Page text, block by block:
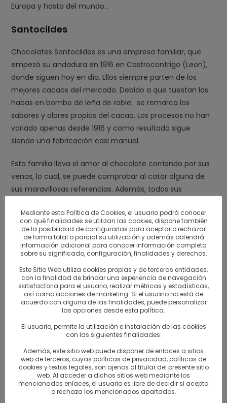
Europa y hasta del mundo…
Santocildes
Chocolates Santocildes es una empresa familiar, que
empezó su andadura en 1916 en Castrocontrigo (Leon),
donde siguen hoy en día. Ellos siempre parten de los
mejores cacaos del mercado. Debido a que tuestan las
habas en bombo de leña de roble; se remarca los
sabores y olores propios del cacao. Los procesos no han
variado apenas desde 1916 y como resultado sigue
siendo una fabricación casi manual.
Esta familia lleva el amor al chocolate corriendo por sus
venas, lo cual, se puede comprobar al catar alguna de
sus maravillosas referencias. Además, todos sus
calidad, cacaos Criollos, Forasteros y Trinitarios. Algunos
de los países productores son Ghana, Costa de Marfil,
Ecuador…
hechos solo con productos naturales. Sobre todo tratan
de conseguir que sus chocolates sean agradecidos al
paladar pero buenos para la salud.
Ingredientes: pasta de cacao
Puede tener trazas de leche
Tableta de 200 gramos
Precio: 7,95€
Mediante esta Política de Cookies, el usuario podrá conocer
con qué finalidades se utilizan las cookies, dispone también
de la posibilidad de configurarlas para aceptar o rechazar
de forma total o parcial su utilización y además obtendrá
información adicional para conocer información completa
sobre su significado, configuración, finalidades y derechos.
Este Sitio Web utiliza cookies propias y de terceras entidades,
con la finalidad de brindar una experiencia de navegación
satisfactoria para el usuario, realizar métricas y estadísticas,
así como acciones de marketing. Si el usuario no está de
acuerdo con alguna de las finalidades, puede personalizar
las opciones desde esta política.
El usuario, permite la utilización e instalación de las cookies
con las siguientes finalidades:
Además, este sitio web puede disponer de enlaces a sitios
web de terceros, cuyas políticas de privacidad, políticas de
cookies y textos legales, son ajenos al titular del presente sitio
web. Al acceder a dichos sitios web mediante los
mencionados enlaces, el usuario es libre de decidir si acepta
o rechaza los mencionados apartados.